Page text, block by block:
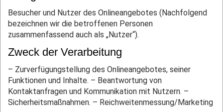
Besucher und Nutzer des Onlineangebotes (Nachfolgend
bezeichnen wir die betroffenen Personen
zusammenfassend auch als „Nutzer“).
Zweck der Verarbeitung
– Zurverfügungstellung des Onlineangebotes, seiner
Funktionen und Inhalte. – Beantwortung von
Kontaktanfragen und Kommunikation mit Nutzern. –
Sicherheitsmaßnahmen. – Reichweitenmessung/Marketing